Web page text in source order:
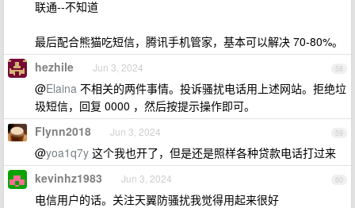
联通--不知道
最后配合熊猫吃短信，腾讯手机管家，基本可以解决 70-80%。
58
hezhile Jun 3, 2024
@Elaina 不相关的两件事情。投诉骚扰电话用上述网站。拒绝垃
圾短信，回复 0000 ，然后按提示操作即可。
59
Flynn2018 Jun 3, 2024
@yoa1q7y 这个我也开了，但是还是照样各种贷款电话打过来
60
kevinhz1983 Jun 3, 2024
电信用户的话。关注天翼防骚扰我觉得用起来很好